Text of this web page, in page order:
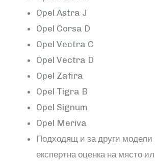
Opel Astra J
Opel Corsa D
Opel Vectra C
Opel Vectra D
Opel Zafira
Opel Tigra B
Opel Signum
Opel Meriva
Подходящ и за други модели
експертна оценка на място